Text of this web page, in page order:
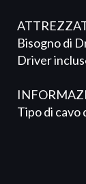
Bisogno di
Driver
Tipo di cavo